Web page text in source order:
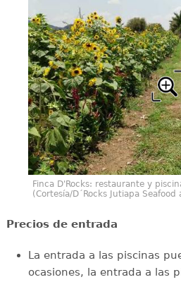
Finca D'Rocks: restaurante y
(Cortesía/D´Rocks Jutiapa
Precios de entrada
La entrada a las piscinas
ocasiones, la entrada a las